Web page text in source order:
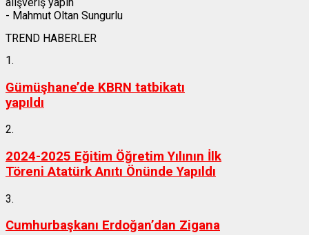
alışveriş yapın
- Mahmut Oltan Sungurlu
TREND HABERLER
1.
Gümüşhane’de KBRN tatbikatı
yapıldı
2.
2024-2025 Eğitim Öğretim Yılının İlk
Töreni Atatürk Anıtı Önünde Yapıldı
3.
Cumhurbaşkanı Erdoğan’dan Zigana